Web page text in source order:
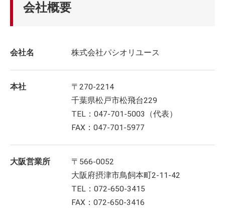
会社概要
会社名 株式会社パシオリユース
本社
〒270-2214
千葉県松戸市松飛台229
TEL：047-701-5003（代表）
FAX：047-701-5977
大阪営業所
〒566-0052
大阪府摂津市鳥飼本町2-11-42
TEL：072-650-3415
FAX：072-650-3416